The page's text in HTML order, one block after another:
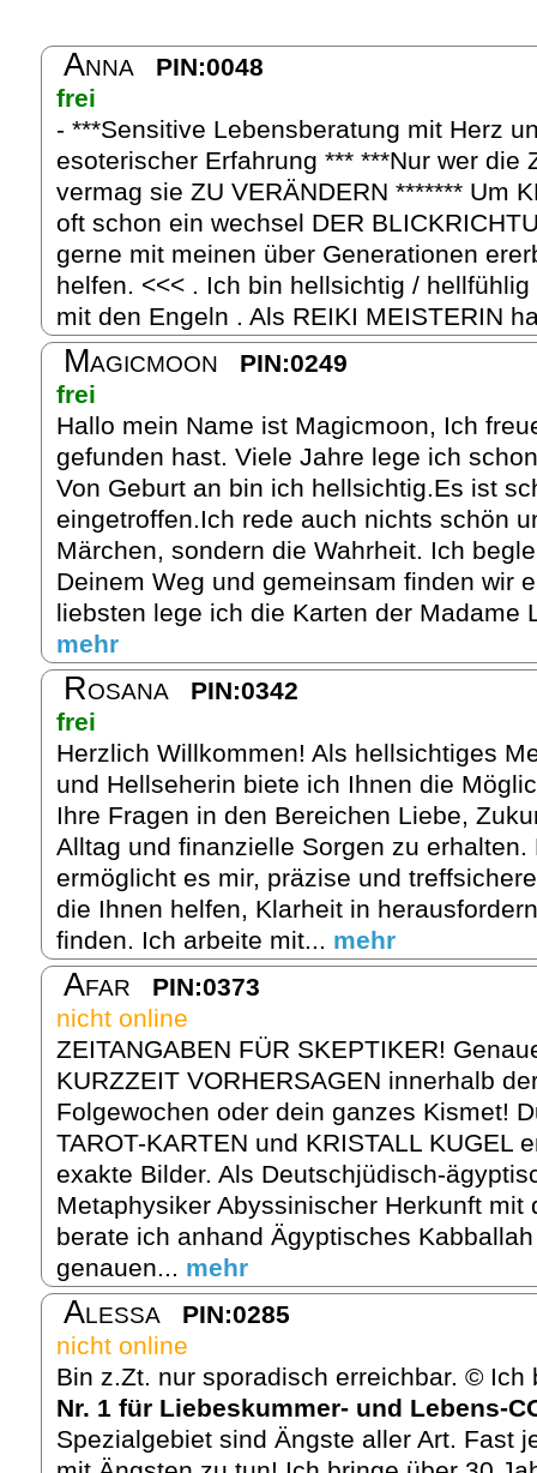
Anna
PIN:0048
frei
- ***Sensitive Lebensberatung mit Herz
esoterischer Erfahrung *** ***Nur wer die
vermag sie ZU VERÄNDERN ******* Um
oft schon ein wechsel DER
gerne mit meinen über Generationen
helfen. <<< . Ich bin hellsichtig /
mit den Engeln . Als REIKI MEISTERIN
Magicmoon
PIN:0249
frei
Hallo mein Name ist Magicmoon, Ich
gefunden hast. Viele Jahre lege ich
Von Geburt an bin ich hellsichtig.Es ist
eingetroffen.Ich rede auch nichts schön
Märchen, sondern die Wahrheit. Ich
Deinem Weg und gemeinsam finden wir
liebsten lege ich die Karten der Madame
mehr
Rosana
PIN:0342
frei
Herzlich Willkommen! Als hellsichtiges
und Hellseherin biete ich Ihnen die
Ihre Fragen in den Bereichen Liebe,
Alltag und finanzielle Sorgen zu erhalten.
ermöglicht es mir, präzise und
die Ihnen helfen, Klarheit in
finden. Ich arbeite mit... mehr
Afar
PIN:0373
nicht online
ZEITANGABEN FÜR SKEPTIKER!
KURZZEIT VORHERSAGEN innerhalb
Folgewochen oder dein ganzes Kismet!
TAROT-KARTEN und KRISTALL KUGEL
exakte Bilder. Als Deutschjüdisch-
Metaphysiker Abyssinischer Herkunft mit
berate ich anhand Ägyptisches
genauen... mehr
Alessa
PIN:0285
nicht online
Bin z.Zt. nur sporadisch erreichbar. ©
Nr. 1 für Liebeskummer- und Lebens-
Spezialgebiet sind Ängste aller Art. Fast